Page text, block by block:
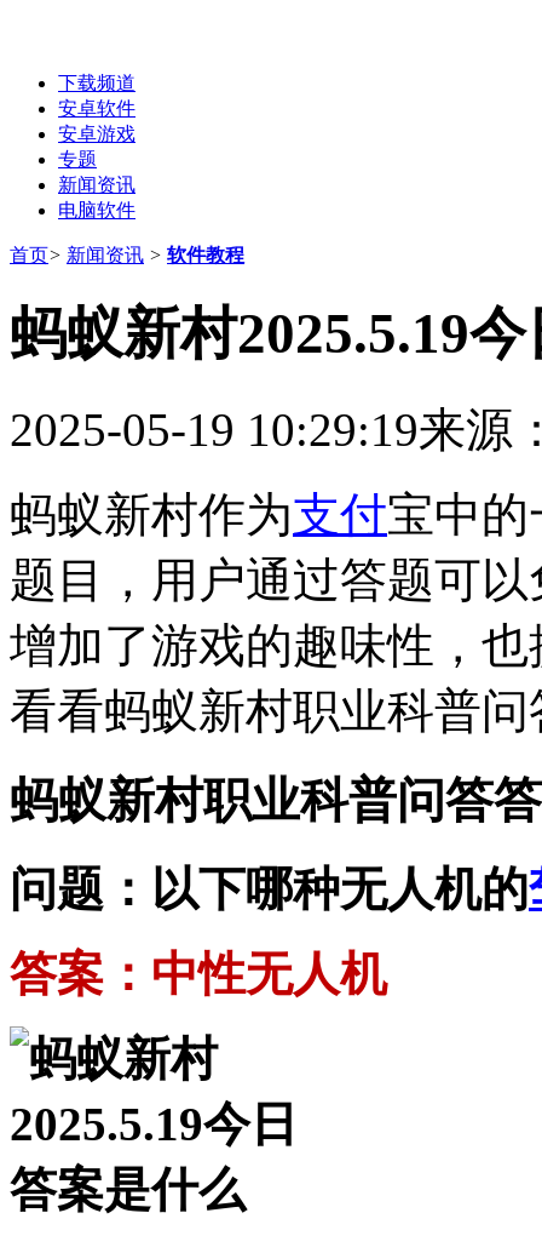
下载频道
安卓软件
安卓游戏
专题
新闻资讯
电脑软件
首页> 新闻资讯 > 软件教程
蚂蚁新村2025.5.19
2025-05-19 10:29:19来源
蚂蚁新村作为支付宝中
题目，用户通过答题可
增加了游戏的趣味性，
看看蚂蚁新村职业科普
蚂蚁新村职业科普问答
问题：以下哪种无人机的
答案：中性无人机